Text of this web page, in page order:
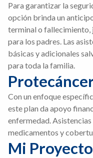
Para garantizar la
opción brinda un
terminal o fallecimiento,
para los padres. Las
básicas y adicionales
para toda la familia.
Con un enfoque
este plan da apoyo
enfermedad.
medicamentos y
Mi